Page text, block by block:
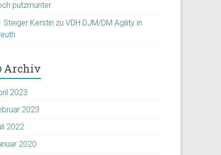
putzmunter
Steiger Kerstin zuVDH DJM/DM Agility in
Archiv
2023
2023
2022
2020